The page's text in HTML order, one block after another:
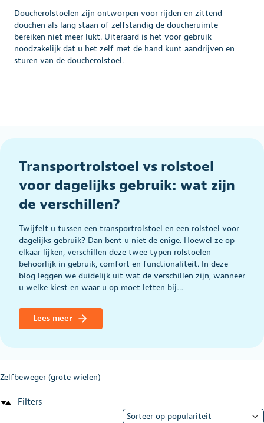
Doucherolstoelen zijn ontworpen voor rijden en zittend
douchen als lang staan of zelfstandig de doucheruimte
bereiken niet meer lukt. Uiteraard is het voor gebruik
noodzakelijk dat u het zelf met de hand kunt aandrijven en
sturen van de doucherolstoel.
Transportrolstoel vs rolstoel
voor dagelijks gebruik: wat zijn
de verschillen?
Twijfelt u tussen een transportrolstoel en een rolstoel voor
dagelijks gebruik? Dan bent u niet de enige. Hoewel ze op
elkaar lijken, verschillen deze twee typen rolstoelen
behoorlijk in gebruik, comfort en functionaliteit. In deze
blog leggen we duidelijk uit wat de verschillen zijn, wanneer
u welke kiest en waar u op moet letten bij…
Lees meer
Zelfbeweger (grote wielen)
Filters